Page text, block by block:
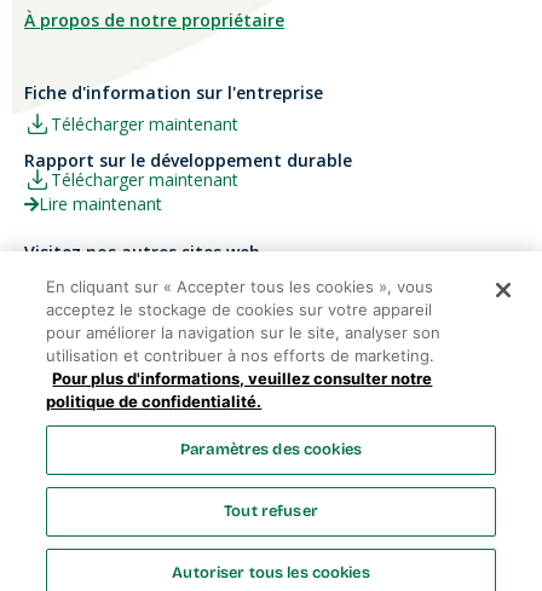
À propos de notre propriétaire
Fiche d'information sur l'entreprise
Télécharger maintenant
Rapport sur le développement durable
Télécharger maintenant
Lire maintenant
Visitez nos autres sites web
Carrières
Ariva
Papier Xerox® Canada
Xerox® Paper USA
Domtar Corporation 2025. Tous droits réservés.
Termes et Conditions
Politique de vie privée
Énoncé sur
Accès employés Liste des cookies
Paramètres des cookies
En cliquant sur « Accepter tous les cookies », vous
acceptez le stockage de cookies sur votre appareil
pour améliorer la navigation sur le site, analyser son
utilisation et contribuer à nos efforts de marketing.
Pour plus d'informations, veuillez consulter notre
politique de confidentialité.
Paramètres des cookies
Tout refuser
Autoriser tous les cookies